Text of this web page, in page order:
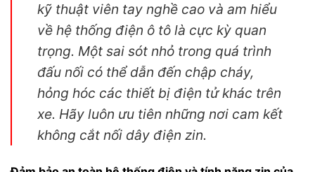
kỹ thuật viên tay nghề cao và am hiểu
về hệ thống điện ô tô là cực kỳ quan
trọng. Một sai sót nhỏ trong quá trình
đấu nối có thể dẫn đến chập cháy,
hỏng hóc các thiết bị điện tử khác trên
xe. Hãy luôn ưu tiên những nơi cam kết
không cắt nối dây điện zin.